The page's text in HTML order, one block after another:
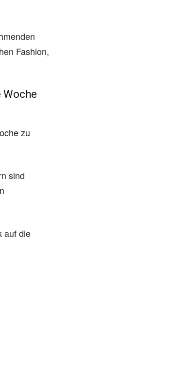
Fashion,
Woche
zu
sind
auf die